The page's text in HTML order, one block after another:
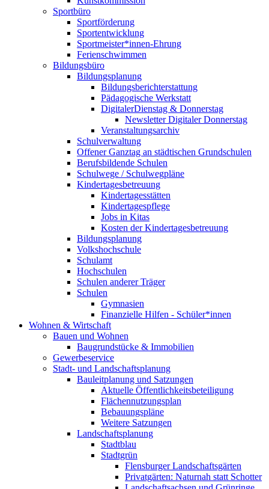
Sportbüro
Sportförderung
Sportentwicklung
Sportmeister*innen-Ehrung
Ferienschwimmen
Bildungsbüro
Bildungsplanung
Bildungsberichterstattung
Pädagogische Werkstatt
DigitalerDienstag & Donnerstag
Newsletter Digitaler Donnerstag
Veranstaltungsarchiv
Schulverwaltung
Offener Ganztag an städtischen Grundschulen
Berufsbildende Schulen
Schulwege / Schulwegpläne
Kindertagesbetreuung
Kindertagesstätten
Kindertagespflege
Jobs in Kitas
Kosten der Kindertagesbetreuung
Bildungsplanung
Volkshochschule
Schulamt
Hochschulen
Schulen anderer Träger
Schulen
Gymnasien
Finanzielle Hilfen - Schüler*innen
Wohnen & Wirtschaft
Bauen und Wohnen
Baugrundstücke & Immobilien
Gewerbeservice
Stadt- und Landschaftsplanung
Bauleitplanung und Satzungen
Aktuelle Öffentlichkeitsbeteiligung
Flächennutzungsplan
Bebauungspläne
Weitere Satzungen
Landschaftsplanung
Stadtblau
Stadtgrün
Flensburger Landschaftsgärten
Privatgärten: Naturnah statt Schotter